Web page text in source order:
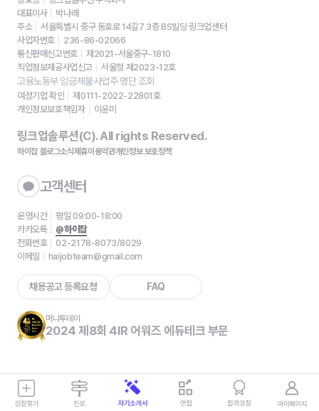
대표이사
박나래
주소
서울특별시 중구 동호로 14길7 3층 BS빌딩 링크업센터
사업자번호
236-86-02066
통신판매신고번호
제2021-서울중구-1810
직업정보제공사업신고
서울청 제2023-12호
고용노동부 임금체불사업주 명단 조회
여성기업 확인
제0111-2022-22801호
개인정보보호책임자
이윤미
링크업솔루션(C). All rights Reserved.
하이잡 블로그소식제휴이용약관개인정보 보호정책
고객센터
운영시간
평일 09:00-18:00
카카오톡
@하이잡
전화번호
02-2178-8073/8029
이메일
haijobteam@gmail.com
채용공고 등록요청 FAQ
머니투데이
2024 제8회 4IR 어워즈 에듀테크 부문